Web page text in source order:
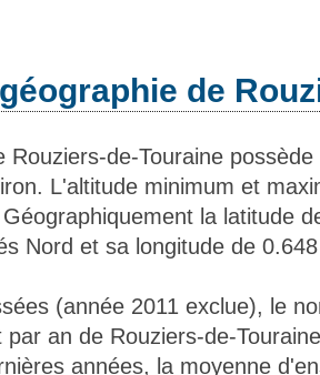
de
Rouziers-de-Touraine
L'altitude minimum et
la latitude
Nord et sa longitude de
(année 2011 exclue), le
par an de Rouziers-de-
années, la moyenne